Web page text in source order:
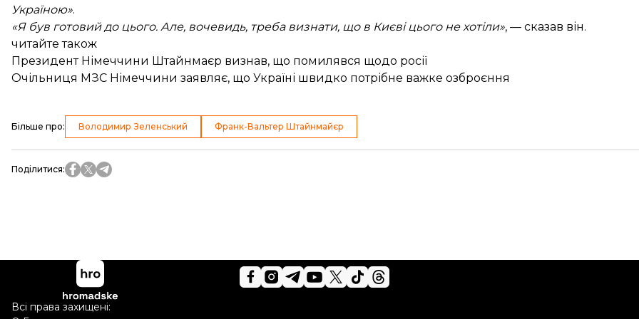
Україною».
«Я був готовий до цього. Але, вочевидь, треба визнати, що в Києві цього не хотіли», — сказав він.
читайте також
Президент Німеччини Штайнмаєр визнав, що помилявся щодо росії
Очільниця МЗС Німеччини заявляє, що Україні швидко потрібне важке озброєння
Більше про: Володимир Зеленський Франк-Вальтер Штайнмайєр
Поділитися:
Всі права захищені: